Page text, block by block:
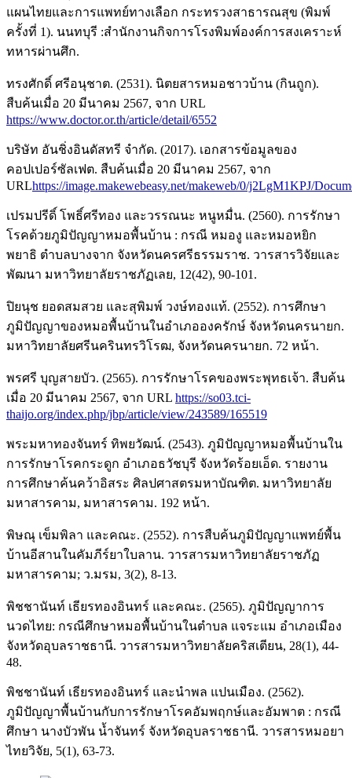
แผนไทยและการแพทย์ทางเลือก กระทรวงสาธารณสุข (พิมพ์
ครั้งที่ 1). นนทบุรี :สำนักงานกิจการโรงพิมพ์องค์การสงเคราะห์
ทหารผ่านศึก.
ทรงศักดิ์ ศรีอนุชาต. (2531). นิตยสารหมอชาวบ้าน (กินถูก).
สืบค้นเมื่อ 20 มีนาคม 2567, จาก URL
https://www.doctor.or.th/article/detail/6552
บริษัท อันชิ่งอินดัสทรี จำกัด. (2017). เอกสารข้อมูลของ
คอปเปอร์ซัลเฟต. สืบค้นเมื่อ 20 มีนาคม 2567, จาก
URLhttps://image.makewebeasy.net/makeweb/0/j2LgM1KPJ/
เปรมปรีดิ์ โพธิ์ศรีทอง และวรรณนะ หนูหมื่น. (2560). การรักษา
โรคด้วยภูมิปัญญาหมอพื้นบ้าน : กรณี หมองู และหมอหยิก
พยาธิ ตำบลบางจาก จังหวัดนครศรีธรรมราช. วารสารวิจัยและ
พัฒนา มหาวิทยาลัยราชภัฏเลย, 12(42), 90-101.
ปิยนุช ยอดสมสวย และสุพิมพ์ วงษ์ทองแท้. (2552). การศึกษา
ภูมิปัญญาของหมอพื้นบ้านในอำเภอองครักษ์ จังหวัดนครนายก.
มหาวิทยาลัยศรีนครินทรวิโรฒ, จังหวัดนครนายก. 72 หน้า.
พรศรี บุญสายบัว. (2565). การรักษาโรคของพระพุทธเจ้า. สืบค้น
เมื่อ 20 มีนาคม 2567, จาก URL https://so03.tci-
thaijo.org/index.php/jbp/article/view/243589/165519
พระมหาทองจันทร์ ทิพยวัฒน์. (2543). ภูมิปัญญาหมอพื้นบ้านใน
การรักษาโรคกระดูก อำเภอธวัชบุรี จังหวัดร้อยเอ็ด. รายงาน
การศึกษาค้นคว้าอิสระ ศิลปศาสตรมหาบัณฑิต. มหาวิทยาลัย
มหาสารคาม, มหาสารคาม. 192 หน้า.
พิษณุ เข็มพิลา และคณะ. (2552). การสืบค้นภูมิปัญญาแพทย์พื้น
บ้านอีสานในคัมภีร์ยาใบลาน. วารสารมหาวิทยาลัยราชภัฏ
มหาสารคาม; ว.มรม, 3(2), 8-13.
พิชชานันท์ เธียรทองอินทร์ และคณะ. (2565). ภูมิปัญญาการ
นวดไทย: กรณีศึกษาหมอพื้นบ้านในตำบล แจระแม อำเภอเมือง
จังหวัดอุบลราชธานี. วารสารมหาวิทยาลัยคริสเตียน, 28(1), 44-
48.
พิชชานันท์ เธียรทองอินทร์ และนำพล แปนเมือง. (2562).
ภูมิปัญญาพื้นบ้านกับการรักษาโรคอัมพฤกษ์และอัมพาต : กรณี
ศึกษา นางบัวพัน น้ำจันทร์ จังหวัดอุบลราชธานี. วารสารหมอยา
ไทยวิจัย, 5(1), 63-73.